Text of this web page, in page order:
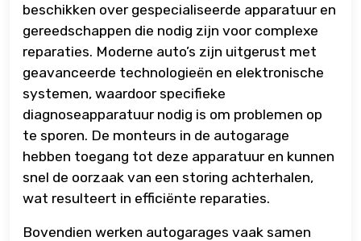
beschikken over gespecialiseerde apparatuur en
gereedschappen die nodig zijn voor complexe
reparaties. Moderne auto’s zijn uitgerust met
geavanceerde technologieën en elektronische
systemen, waardoor specifieke
diagnoseapparatuur nodig is om problemen op
te sporen. De monteurs in de autogarage
hebben toegang tot deze apparatuur en kunnen
snel de oorzaak van een storing achterhalen,
wat resulteert in efficiënte reparaties.
Bovendien werken autogarages vaak samen